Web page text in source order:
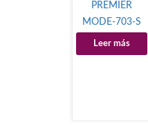
PREMIER
MODE-703-S
Leer más